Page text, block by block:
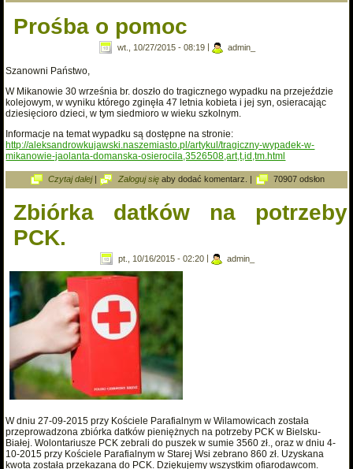
Prośba o pomoc
wt., 10/27/2015 - 08:19| admin_
Szanowni Państwo,
W Mikanowie 30 września br. doszło do tragicznego wypadku na przejeździe
kolejowym, w wyniku którego zginęła 47 letnia kobieta i jej syn, osieracając
dziesięcioro dzieci, w tym siedmioro w wieku szkolnym.
Informacje na temat wypadku są dostępne na stronie:
http://aleksandrowkujawski.naszemiasto.pl/artykul/tragiczny-wypadek-w-
mikanowie-jaolanta-domanska-osierocila,3526508,art,t,id,tm.html
Czytaj dalejwpis Prośba o pomoc
| Zaloguj sięaby dodać komentarz. 70907 odsłon
Zbiórka datków na potrzeby
PCK.
pt., 10/16/2015 - 02:20| admin_
W dniu 27-09-2015 przy Kościele Parafialnym w Wilamowicach została
przeprowadzona zbiórka datków pieniężnych na potrzeby PCK w Bielsku-
Białej. Wolontariusze PCK zebrali do puszek w sumie 3560 zł., oraz w dniu 4-
10-2015 przy Kościele Parafialnym w Starej Wsi zebrano 860 zł. Uzyskana
kwota została przekazana do PCK. Dziękujemy wszystkim ofiarodawcom.